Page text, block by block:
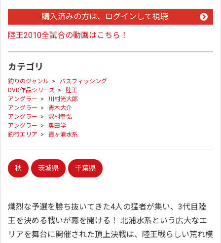
購入済みの方は、ログインして視聴
陸王2010全試合の動画はこちら！
カテゴリ
釣りのジャンル > バスフィッシング
DVD作品シリーズ >
陸王
アングラー > 川村光大郎
アングラー > 青木大介
アングラー > 沢村幸弘
アングラー > 奥田学
釣行エリア > 霞ヶ浦水系
秋 茨城県 千葉県
熾烈な予選を勝ち抜いてきた4人の猛者が集い、3代目陸
王を決める戦いが幕を開ける！ 北浦水系という広大なエ
リアを舞台に開催された頂上決戦は、陸王戦らしい荒れ模